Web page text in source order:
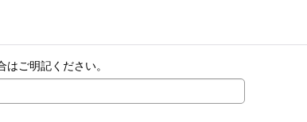
ご明記ください。